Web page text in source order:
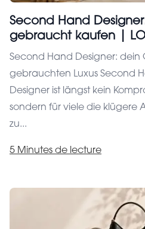
Second Hand
gebraucht kaufen |
Second Hand Designer: dein
gebrauchten Luxus Second
Designer ist längst kein
sondern für viele die klügere
zu...
5 Minutes de lecture